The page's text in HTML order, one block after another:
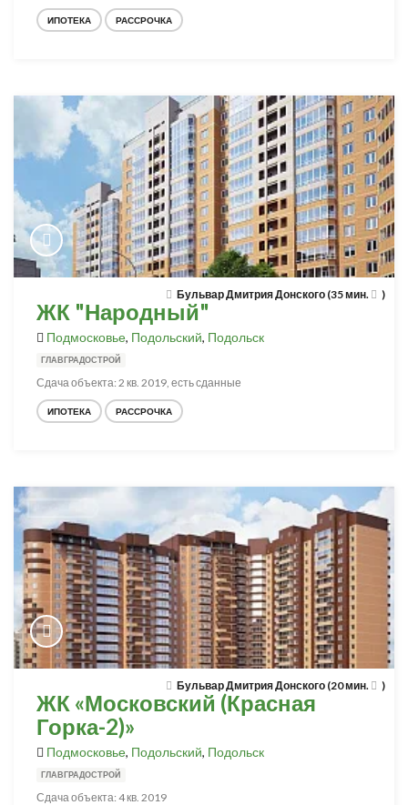
ИПОТЕКА РАССРОЧКА
Бульвар Дмитрия Донского (35 мин. )
ЖК "Народный"
Подмосковье, Подольский, Подольск
ГЛАВГРАДОСТРОЙ
Сдача объекта: 2 кв. 2019, есть сданные
ИПОТЕКА РАССРОЧКА
Бульвар Дмитрия Донского (20 мин. )
ЖК «Московский (Красная
Горка-2)»
Подмосковье, Подольский, Подольск
ГЛАВГРАДОСТРОЙ
Сдача объекта: 4 кв. 2019